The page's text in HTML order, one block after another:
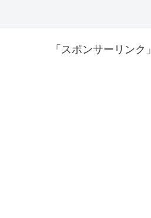
「スポンサーリンク」